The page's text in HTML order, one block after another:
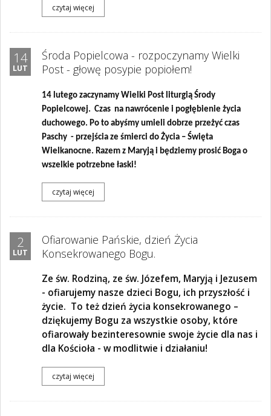
czytaj więcej
14
LUT
Środa Popielcowa - rozpoczynamy Wielki
Post - głowę posypie popiołem!
14 lutego zaczynamy Wielki Post liturgią Środy
Popielcowej. Czas na nawrócenie i pogłębienie życia
duchowego. Po to abyśmy umieli dobrze przeżyć czas
Paschy - przejścia ze śmierci do Życia – Święta
Wielkanocne. Razem z Maryją i będziemy prosić Boga o
wszelkie potrzebne łaski!
czytaj więcej
2
LUT
Ofiarowanie Pańskie, dzień Życia
Konsekrowanego Bogu.
Ze św. Rodziną, ze św. Józefem, Maryją i Jezusem
- ofiarujemy nasze dzieci Bogu, ich przyszłość i
życie. To też dzień życia konsekrowanego –
dziękujemy Bogu za wszystkie osoby, które
ofiarowały bezinteresownie swoje życie dla nas i
dla Kościoła - w modlitwie i działaniu!
czytaj więcej